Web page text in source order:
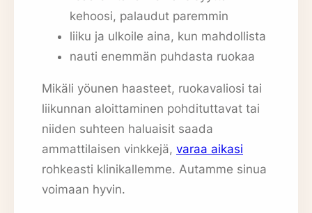
kehoosi, palaudut paremmin
liiku ja ulkoile aina, kun mahdollista
nauti enemmän puhdasta ruokaa
Mikäli yöunen haasteet, ruokavaliosi tai
liikunnan aloittaminen pohdituttavat tai
niiden suhteen haluaisit saada
ammattilaisen vinkkejä, varaa aikasi
rohkeasti klinikallemme. Autamme sinua
voimaan hyvin.